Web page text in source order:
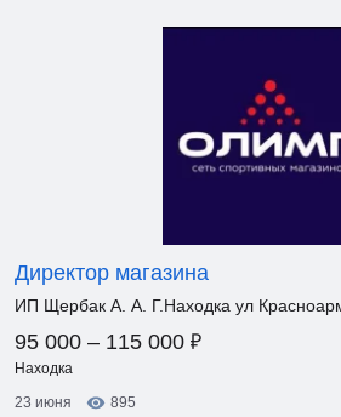
Директор магазина
ИП Щербак А. А. Г.Находка ул
95 000 – 115 000 ₽
Находка
23 июня
895